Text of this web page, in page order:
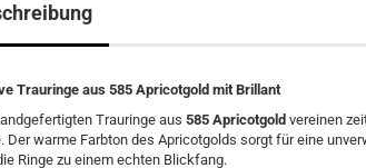
Trauringe aus 585 Apricotgold mit Brillant
Trauringe aus 585 Apricotgold vereinen
Der warme Farbton des Apricotgolds sorgt für eine
Ringe zu einem echten Blickfang.